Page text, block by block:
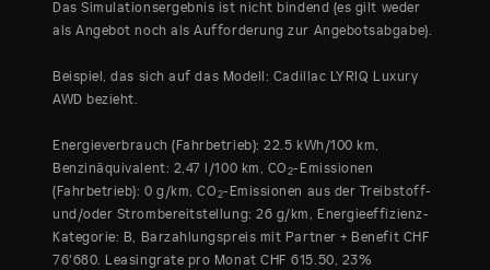
Das Simulationsergebnis ist nicht bindend (es gilt weder
als Angebot noch als Aufforderung zur Angebotsabgabe).
Beispiel, das sich auf das Modell: Cadillac LYRIQ Luxury
AWD bezieht.
Energieverbrauch (Fahrbetrieb): 22.5 kWh/100 km,
Benzinäquivalent: 2,47 l/100 km, CO 2-Emissionen
(Fahrbetrieb): 0 g/km, CO 2-Emissionen aus der Treibstoff-
und/oder Strombereitstellung: 26 g/km, Energieeffizienz-
Kategorie: B, Barzahlungspreis mit Partner + Benefit CHF
76'680. Leasingrate pro Monat CHF 615.50, 23%